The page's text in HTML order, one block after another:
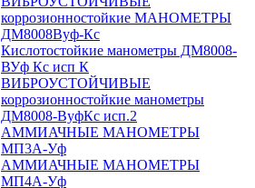
коррозионностойкие МАНОМЕТРЫ
ДМ8008Вуф-Кс
Кислотостойкие манометры ДМ8008-
ВУф Кс исп К
ВИБРОУСТОЙЧИВЫЕ
коррозионностойкие манометры
ДМ8008-ВуфКс исп.2
АММИАЧНЫЕ МАНОМЕТРЫ
МП3А-Уф
АММИАЧНЫЕ МАНОМЕТРЫ
МП4А-Уф